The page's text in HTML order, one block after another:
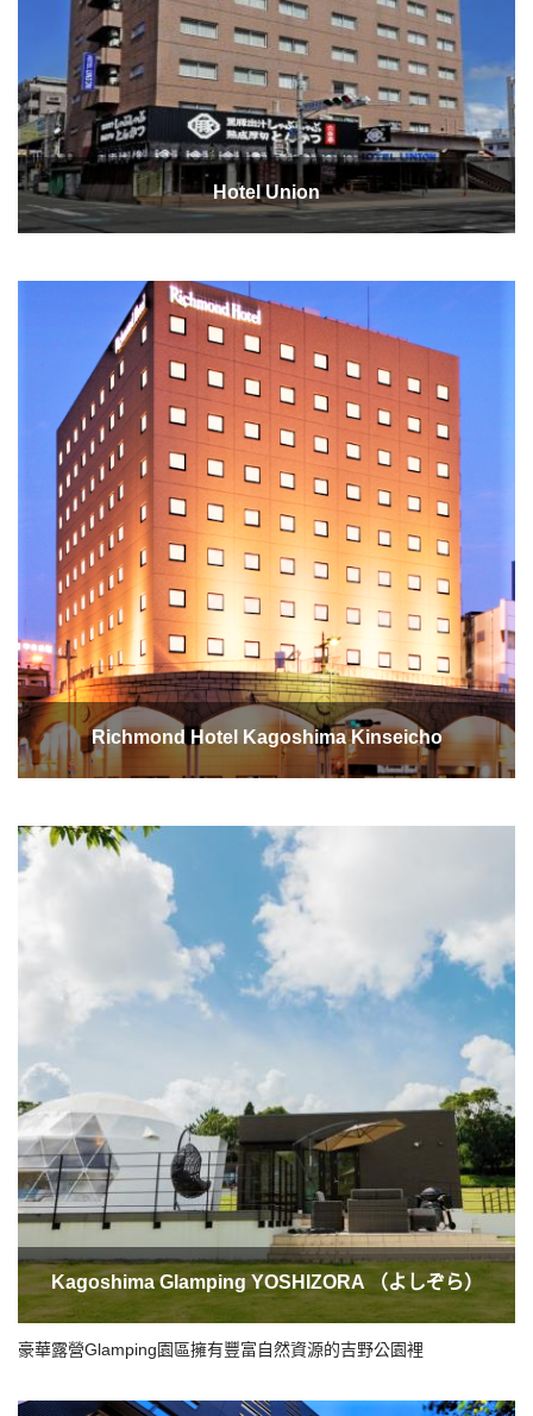
Hotel Union
Richmond Hotel Kagoshima Kinseicho
Kagoshima Glamping YOSHIZORA （よしぞら）
豪華露營Glamping園區擁有豐富自然資源的吉野公園裡